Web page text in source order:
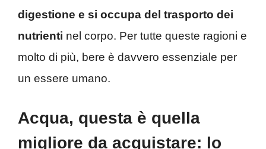
digestione e si occupa del trasporto dei
nutrienti nel corpo. Per tutte queste ragioni e
molto di più, bere è davvero essenziale per
un essere umano.
Acqua, questa è quella
migliore da acquistare: lo